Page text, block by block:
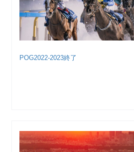
POG2022-2023終了